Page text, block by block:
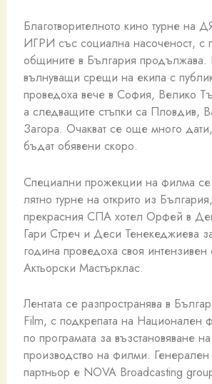
Благотворителното кино турне
ИГРИ със социална насоченост, с
общините в България
вълнуващи срещи на екипа с
проведоха вече в София, Велико
а следващите стъпки са Пловдив,
Загора. Очакват се още много
бъдат обявени скоро.
Специални прожекции на филма се
лятно турне на открито из
прекрасния СПА хотел Орфей в
Гари Стреч и Деси Тенекеджиева
година проведоха своя
Актьорски Мастърклас.
Лентата се разпространява в
Film, с подкрепата на Национален
по програмата за възстановяване
производство на филми.
партньор е NOVA Broadcasting